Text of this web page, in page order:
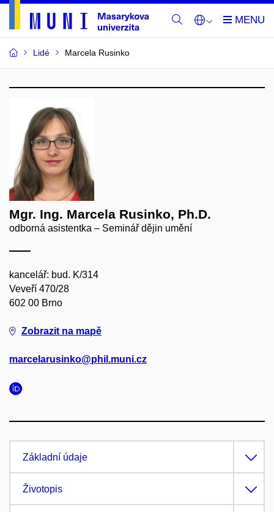
Lidé Marcela Rusinko
Mgr. Ing. Marcela Rusinko, Ph.D.
odborná asistentka – Seminář dějin umění
kancelář: bud. K/314
Veveří 470/28
602 00 Brno
Zobrazit na mapě
marcelarusinko@phil.muni.cz
Základní údaje
Životopis